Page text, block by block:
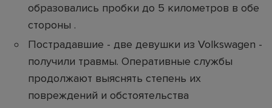
образовались пробки до 5 километров в обе
стороны .
Пострадавшие - две девушки из Volkswagen -
получили травмы. Оперативные службы
продолжают выяснять степень их
повреждений и обстоятельства